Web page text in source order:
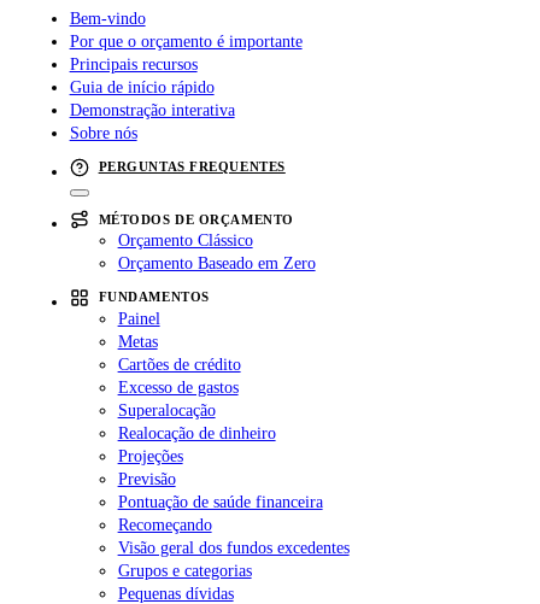
Bem-vindo
Por que o orçamento é importante
Principais recursos
Guia de início rápido
Demonstração interativa
Sobre nós
PERGUNTAS FREQUENTES
MÉTODOS DE ORÇAMENTO
Orçamento Clássico
Orçamento Baseado em Zero
FUNDAMENTOS
Painel
Metas
Cartões de crédito
Excesso de gastos
Superalocação
Realocação de dinheiro
Projeções
Previsão
Pontuação de saúde financeira
Recomeçando
Visão geral dos fundos excedentes
Grupos e categorias
Pequenas dívidas